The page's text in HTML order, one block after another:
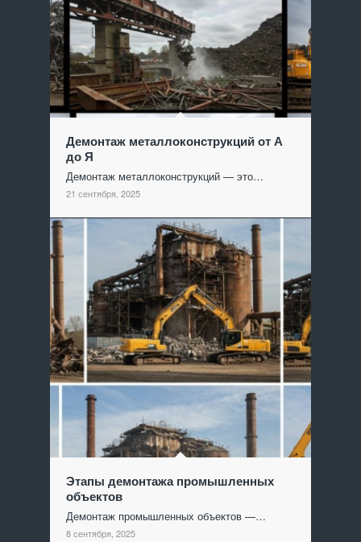
Демонтаж металлоконструкций от А
до Я
Демонтаж металлоконструкций — это…
21 сентября, 2025
Этапы демонтажа промышленных
объектов
Демонтаж промышленных объектов —…
8 сентября, 2025